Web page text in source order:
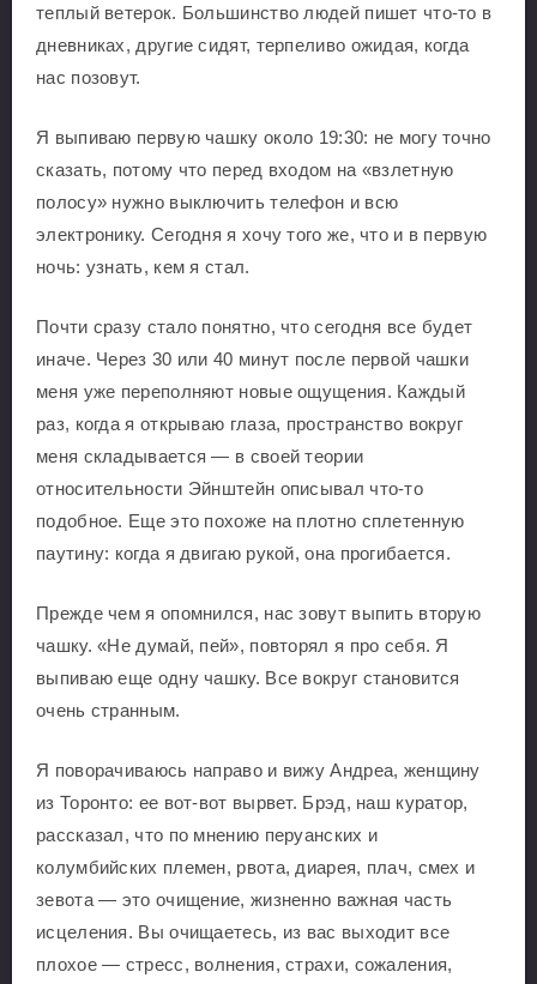
теплый ветерок. Большинство людей пишет что-то в
дневниках, другие сидят, терпеливо ожидая, когда
нас позовут.
Я выпиваю первую чашку около 19:30: не могу точно
сказать, потому что перед входом на «взлетную
полосу» нужно выключить телефон и всю
электронику. Сегодня я хочу того же, что и в первую
ночь: узнать, кем я стал.
Почти сразу стало понятно, что сегодня все будет
иначе. Через 30 или 40 минут после первой чашки
меня уже переполняют новые ощущения. Каждый
раз, когда я открываю глаза, пространство вокруг
меня складывается — в своей теории
относительности Эйнштейн описывал что-то
подобное. Еще это похоже на плотно сплетенную
паутину: когда я двигаю рукой, она прогибается.
Прежде чем я опомнился, нас зовут выпить вторую
чашку. «Не думай, пей», повторял я про себя. Я
выпиваю еще одну чашку. Все вокруг становится
очень странным.
Я поворачиваюсь направо и вижу Андреа, женщину
из Торонто: ее вот-вот вырвет. Брэд, наш куратор,
рассказал, что по мнению перуанских и
колумбийских племен, рвота, диарея, плач, смех и
зевота — это очищение, жизненно важная часть
исцеления. Вы очищаетесь, из вас выходит все
плохое — стресс, волнения, страхи, сожаления,